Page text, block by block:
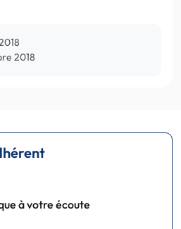
2018
à votre écoute